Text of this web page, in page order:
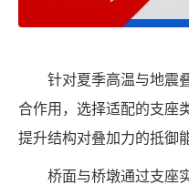
针对夏季高温与地震
合作用，选择适配的支座
提升结构对叠加力的抵御
桥面与桥墩通过支座